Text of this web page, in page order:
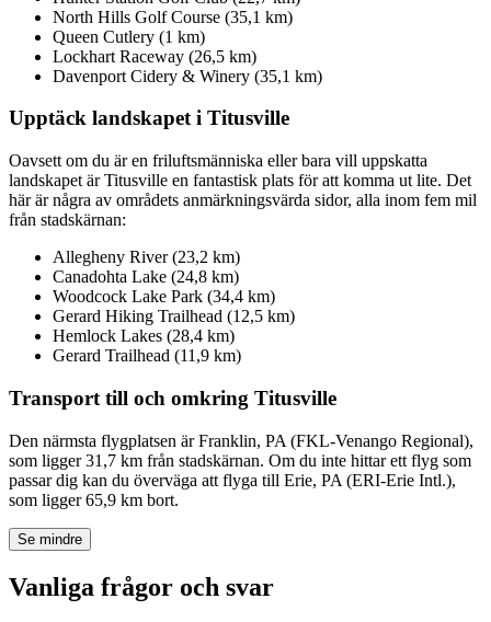
North Hills Golf Course (35,1 km)
Queen Cutlery (1 km)
Lockhart Raceway (26,5 km)
Davenport Cidery & Winery (35,1 km)
Upptäck landskapet i Titusville
Oavsett om du är en friluftsmänniska eller bara vill uppskatta
landskapet är Titusville en fantastisk plats för att komma ut lite. Det
här är några av områdets anmärkningsvärda sidor, alla inom fem mil
från stadskärnan:
Allegheny River (23,2 km)
Canadohta Lake (24,8 km)
Woodcock Lake Park (34,4 km)
Gerard Hiking Trailhead (12,5 km)
Hemlock Lakes (28,4 km)
Gerard Trailhead (11,9 km)
Transport till och omkring Titusville
Den närmsta flygplatsen är Franklin, PA (FKL-Venango Regional),
som ligger 31,7 km från stadskärnan. Om du inte hittar ett flyg som
passar dig kan du överväga att flyga till Erie, PA (ERI-Erie Intl.),
som ligger 65,9 km bort.
Se mindre
Vanliga frågor och svar